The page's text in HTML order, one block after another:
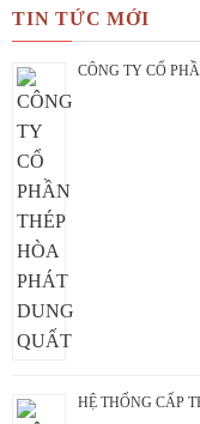
TIN TỨC MỚI
CÔNG TY CỔ
HỆ THỐNG CẤP